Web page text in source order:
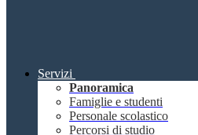
Servizi
Panoramica
Famiglie e studenti
Personale scolastico
Percorsi di studio